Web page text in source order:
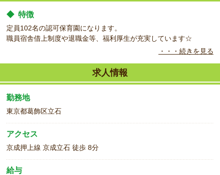
◆ 特徴
定員102名の認可保育園になります。
職員宿舎借上制度や退職金等、福利厚生が充実しています☆
社会福祉法人が運営している認可保育園でのお仕事になります。
・・・続きを見る
求人情報
勤務地
東京都葛飾区立石
アクセス
京成押上線 京成立石 徒歩 8分
給与